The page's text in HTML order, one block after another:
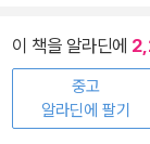
이 책을 알라딘에
중고
알라딘에 팔기